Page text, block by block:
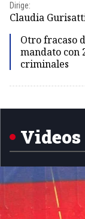
Dirige:
Claudia
Otro fracaso
mandato con
criminales
1
Videos